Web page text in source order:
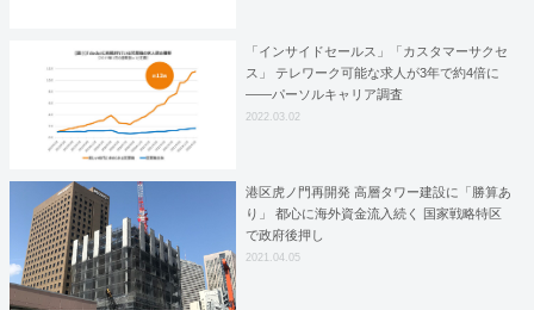
「インサイドセールス」「カスタマーサクセ
ス」 テレワーク可能な求人が3年で約4倍に
――パーソルキャリア調査
2022.03.02
港区虎ノ門再開発 高層タワー建設に「勝算あ
り」 都心に海外資金流入続く 国家戦略特区
で政府後押し
2021.04.05